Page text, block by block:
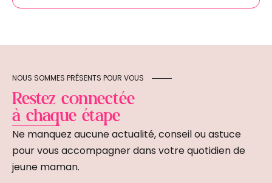
NOUS SOMMES PRÉSENTS POUR VOUS
Restez connectée
à chaque étape
Ne manquez aucune actualité, conseil ou astuce
pour vous accompagner dans votre quotidien de
jeune maman.